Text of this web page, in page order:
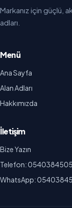
Markanız için güçlü,
adları.
Menü
Ana Sayfa
Alan Adları
Hakkımızda
İletişim
Bize Yazın
Telefon:
WhatsApp: